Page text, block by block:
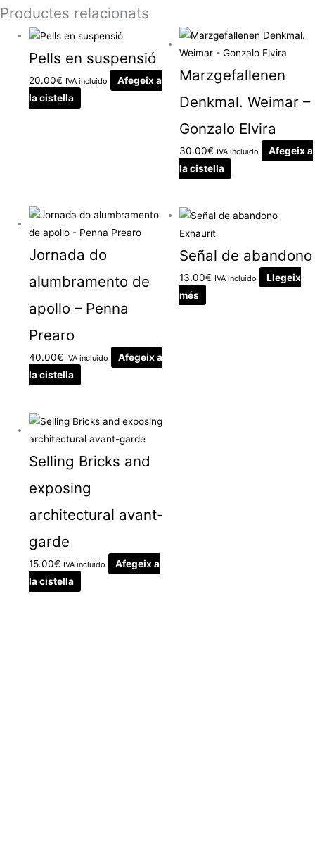
Productes relacionats
Pells en suspensió
20.00€ IVA incluido
Afegeix a
la cistella
Marzgefallenen
Denkmal. Weimar –
Gonzalo Elvira
30.00€ IVA incluido
Afegeix a
la cistella
Jornada do
alumbramento de
apollo – Penna
Prearo
40.00€ IVA incluido
Afegeix a
la cistella
Exhaurit
Señal de abandono
13.00€ IVA incluido
Llegeix
més
Selling Bricks and
exposing
architectural avant-
garde
15.00€ IVA incluido
Afegeix a
la cistella